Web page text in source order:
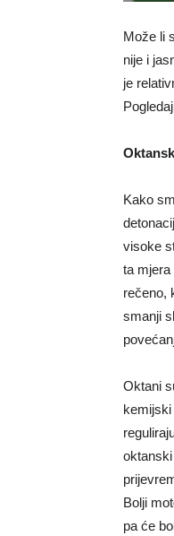
Može li
nije i
je
Kako
visoke
ta mjera
rečeno,
smanji
Oktani
kemijski
Bolji
pa će